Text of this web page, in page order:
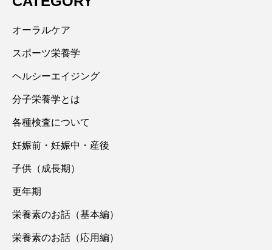
オーラルケア
スポーツ栄養学
ヘルシーエイジング
分子栄養学とは
各種検査について
妊娠前・妊娠中・産後
子供（成長期）
更年期
栄養素のお話（基本編）
栄養素のお話（応用編）